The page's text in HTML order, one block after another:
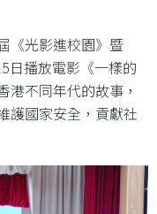
《光影進校園》暨
日播放電影《一樣的
港不同年代的故事，
護國家安全，貢獻社